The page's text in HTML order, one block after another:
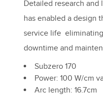
Detailed research
has enabled a design
service life
downtime and
Subzero 170
Power: 100 W/cm
Arc length: 16.7cm